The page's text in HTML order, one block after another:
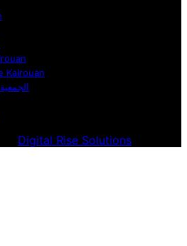
Kairouan
Digital Rise Solutions